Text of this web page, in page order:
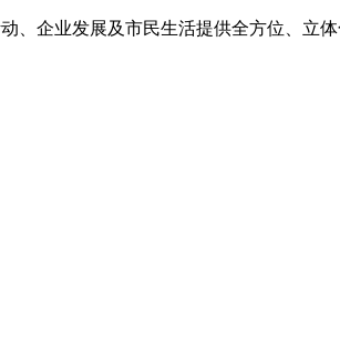
、企业发展及市民生活提供全方位、立